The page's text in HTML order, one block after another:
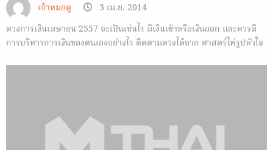
เจ้าหมอดู
3 เม.ย. 2014
ดวงการเงินเมษายน 2557 จะเป็นเช่นไร มีเงินเข้าหรือเงินออก และควรมี
การบริหารการเงินของตนเองอย่างไร ติดตามดวงได้จาก ศาสตร์ไพ่รูปหัวใจ